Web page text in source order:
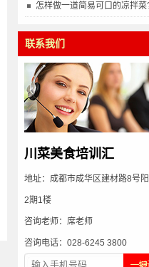
怎样做一道简易可口的凉拌菜
联系我们
川菜美食培训汇
地址：成都市成华区建材路8号
2期1楼
咨询老师：席老师
咨询电话：028-6245 3800